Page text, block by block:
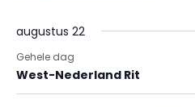
augustus 22
Gehele dag
West-Nederland Rit